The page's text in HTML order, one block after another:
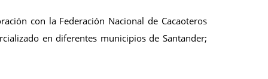
con la Federación Nacional de Cacaoteros
en diferentes municipios de Santander;